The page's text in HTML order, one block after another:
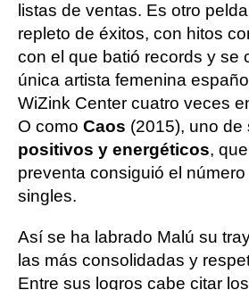
listas de ventas. Es otro
repleto de éxitos, con hitos
con el que batió records y se
única artista femenina
WiZink Center cuatro veces
O como Caos (2015), uno de
positivos y energéticos,
preventa consiguió el
singles.
Así se ha labrado Malú su
las más consolidadas y
Entre sus logros cabe citar